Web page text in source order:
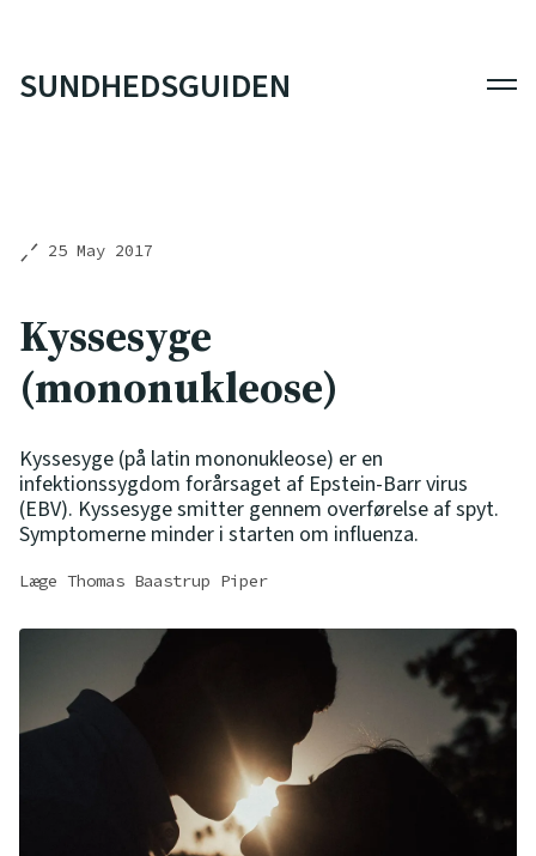
SUNDHEDSGUIDEN
25 May 2017
Kyssesyge
(mononukleose)
Kyssesyge (på latin mononukleose) er en
infektionssygdom forårsaget af Epstein-Barr virus
(EBV). Kyssesyge smitter gennem overførelse af spyt.
Symptomerne minder i starten om influenza.
Læge Thomas Baastrup Piper